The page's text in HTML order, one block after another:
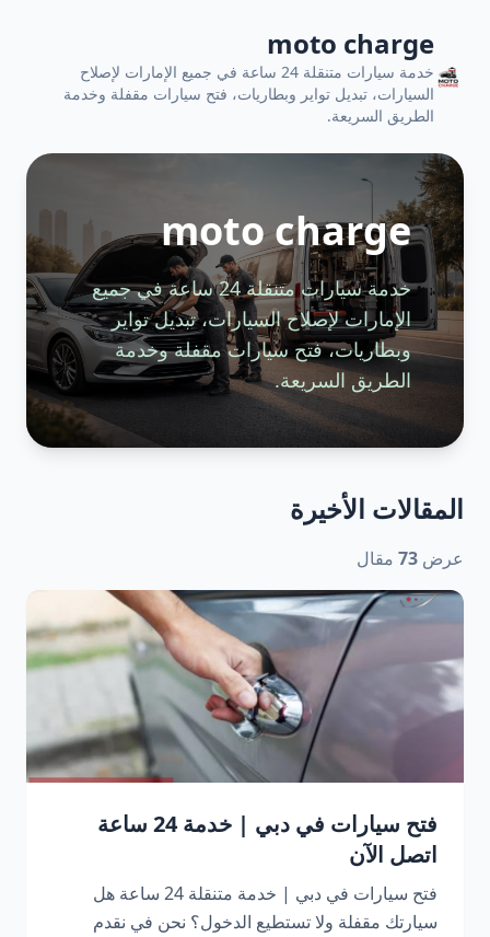
moto charge
خدمة سيارات متنقلة 24 ساعة في جميع الإمارات لإصلاح
السيارات، تبديل تواير وبطاريات، فتح سيارات مقفلة وخدمة
الطريق السريعة.
moto charge
خدمة سيارات متنقلة 24 ساعة في جميع
الإمارات لإصلاح السيارات، تبديل تواير
وبطاريات، فتح سيارات مقفلة وخدمة
الطريق السريعة.
المقالات الأخيرة
عرض 73 مقال
فتح سيارات في دبي | خدمة 24 ساعة
اتصل الآن
فتح سيارات في دبي | خدمة متنقلة 24 ساعة هل
سيارتك مقفلة ولا تستطيع الدخول؟ نحن في نقدم